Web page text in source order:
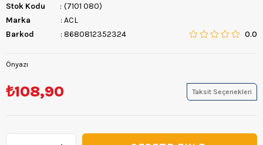
Stok Kodu
(7101 080)
Marka
: ACL
Barkod
: 8680812352324 0.0
Önyazı
₺108,90 Taksit Seçenekleri